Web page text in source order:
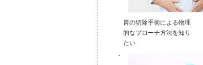
胃の切除手術による物理
的なプローチ方法を知り
たい